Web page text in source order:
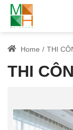
Home THI
THI